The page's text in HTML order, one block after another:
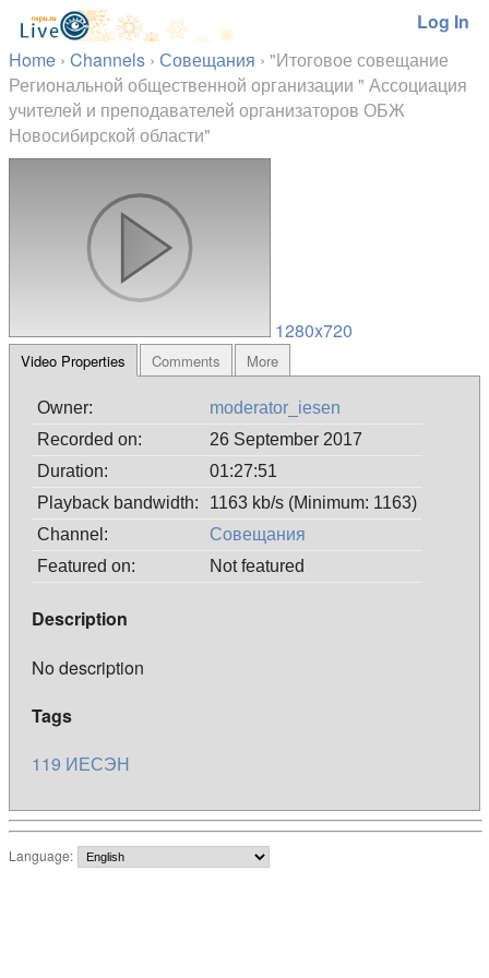
Log In
Home › Channels › Совещания › "Итоговое совещание
Региональной общественной организации " Ассоциация
учителей и преподавателей организаторов ОБЖ
Новосибирской области"
1280x720
Video Properties Comments More
Owner:
moderator_iesen
Recorded on:
26 September 2017
Duration:
01:27:51
Playback bandwidth:
1163 kb/s (Minimum: 1163)
Channel:
Совещания
Featured on:
Not featured
Description
No description
Tags
119 ИЕСЭН
Language: